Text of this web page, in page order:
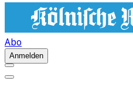
Abo
Anmelden